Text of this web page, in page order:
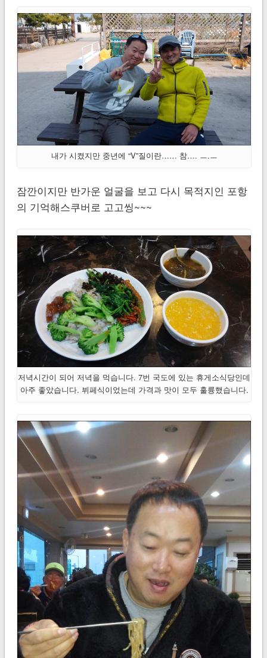
내가 시켰지만 중년에 “V”질이란…… 참…. ㅡ.ㅡ
잠깐이지만 반가운 얼굴을 보고 다시 목적지인 포항
의 기억해스쿠버로 고고씽~~~
저녁시간이 되어 저녁을 먹습니다. 7번 국도에 있는 휴게소식당인데
아주 좋았습니다. 뷔페식이었는데 가격과 맛이 모두 훌륭했습니다.